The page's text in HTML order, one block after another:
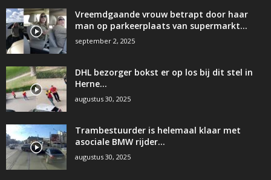
Vreemdgaande vrouw betrapt door haar
man op parkeerplaats van supermarkt…
september 2, 2025
DHL bezorger bokst er op los bij dit stel in
Herne…
augustus 30, 2025
Trambestuurder is helemaal klaar met
asociale BMW rijder…
augustus 30, 2025